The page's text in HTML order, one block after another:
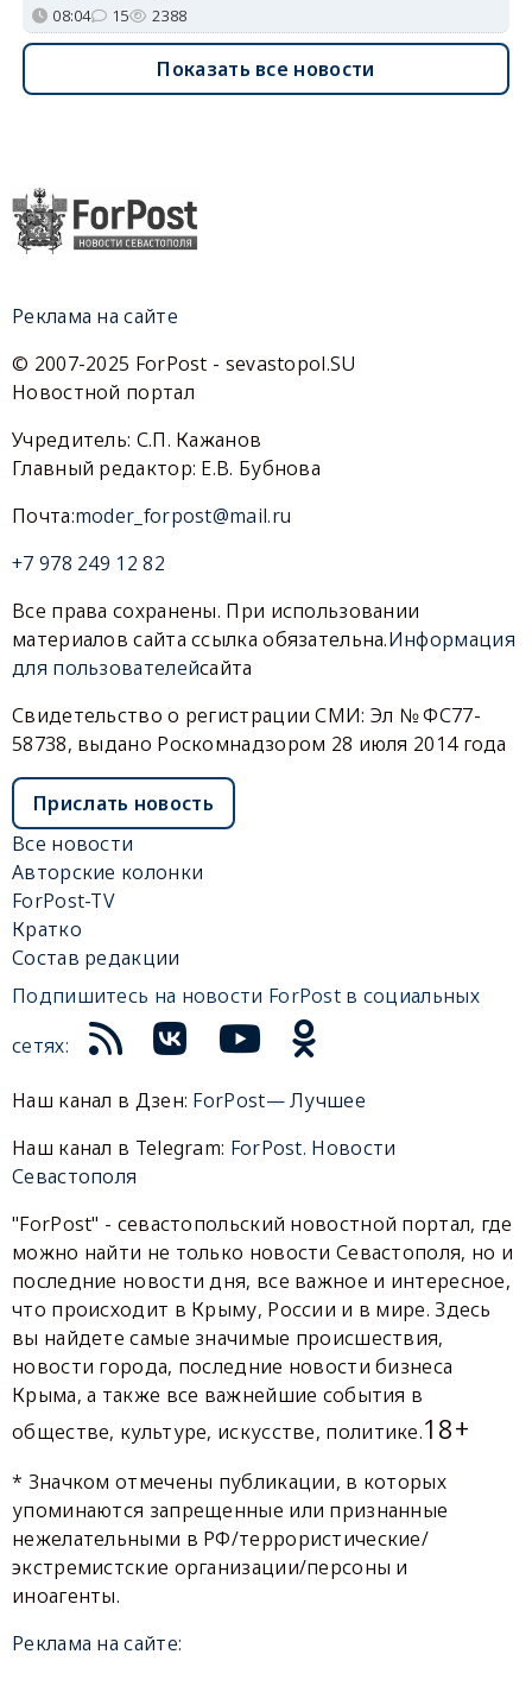
08:04 15 2388
Показать все новости
Реклама на сайте
© 2007-2025 ForPost - sevastopol.SU
Новостной портал
Учредитель: С.П. Кажанов
Главный редактор: Е.В. Бубнова
Почта:moder_forpost@mail.ru
+7 978 249 12 82
Все права сохранены. При использовании
материалов сайта ссылка обязательна.Информация
для пользователейсайта
Свидетельство о регистрации СМИ: Эл № ФС77-
58738, выдано Роскомнадзором 28 июля 2014 года
Прислать новость
Все новости
Авторские колонки
ForPost-TV
Кратко
Состав редакции
Подпишитесь на новости ForPost в социальных
сетях:
Наш канал в Дзен: ForPost— Лучшее
Наш канал в Telegram: ForPost. Новости
Севастополя
"ForPost" - севастопольский новостной портал, где
можно найти не только новости Севастополя, но и
последние новости дня, все важное и интересное,
что происходит в Крыму, России и в мире. Здесь
вы найдете самые значимые происшествия,
новости города, последние новости бизнеса
Крыма, а также все важнейшие события в
обществе, культуре, искусстве, политике.18+
* Значком отмечены публикации, в которых
упоминаются запрещенные или признанные
нежелательными в РФ/террористические/
экстремистские организации/персоны и
иноагенты.
Реклама на сайте: